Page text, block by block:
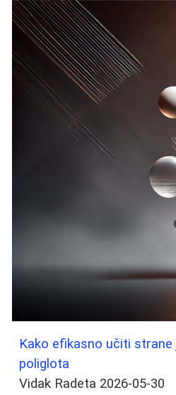
Kako efikasno učiti
poliglota
Vidak Radeta 2026-05-30